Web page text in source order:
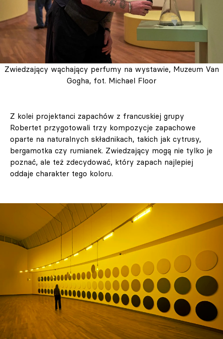
Zwiedzający wąchający perfumy na wystawie, Muzeum Van
Gogha, fot. Michael Floor
Z kolei projektanci zapachów z francuskiej grupy
Robertet przygotowali trzy kompozycje zapachowe
oparte na naturalnych składnikach, takich jak cytrusy,
bergamotka czy rumianek. Zwiedzający mogą nie tylko je
poznać, ale też zdecydować, który zapach najlepiej
oddaje charakter tego koloru.